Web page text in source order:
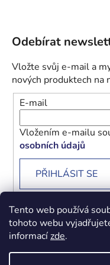
Tento web používá
tohoto webu
informacízde.
Odebírat
Vložte svůj e-mail a
nových produktech na
E-mail
Vložením e-mailu
osobních údajů
PŘIHLÁSIT SE
Obchodní podmínky